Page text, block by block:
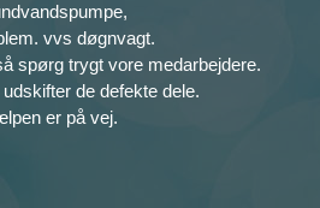
vvs døgnvagt.
spørg trygt vore medarbejdere.
de defekte dele.
er på vej.